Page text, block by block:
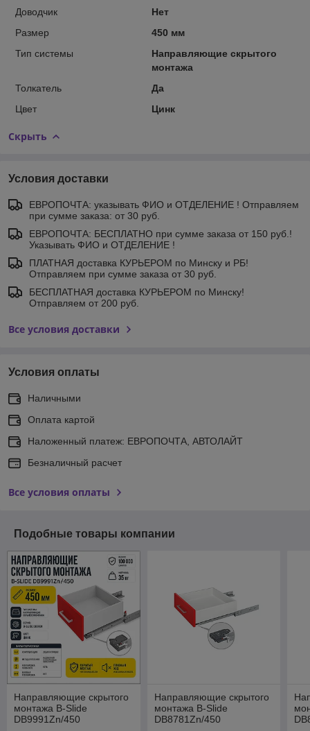
Доводчик
Нет
Размер
450 мм
Тип системы
Направляющие скрытого
монтажа
Толкатель
Да
Цвет
Цинк
Скрыть
Условия доставки
ЕВРОПОЧТА: указывать ФИО и ОТДЕЛЕНИЕ ! Отправляем
при сумме заказа: от 30 руб.
ЕВРОПОЧТА: БЕСПЛАТНО при сумме заказа от 150 руб.!
Указывать ФИО и ОТДЕЛЕНИЕ !
ПЛАТНАЯ доставка КУРЬЕРОМ по Минску и РБ!
Отправляем при сумме заказа от 30 руб.
БЕСПЛАТНАЯ доставка КУРЬЕРОМ по Минску!
Отправляем от 200 руб.
Все условия доставки
Условия оплаты
Наличными
Оплата картой
Наложенный платеж: ЕВРОПОЧТА, АВТОЛАЙТ
Безналичный расчет
Все условия оплаты
Подобные товары компании
Направляющие скрытого
монтажа В-Slide
DB9991Zn/450
Направляющие скрытого
монтажа B-Slide
DB8781Zn/450